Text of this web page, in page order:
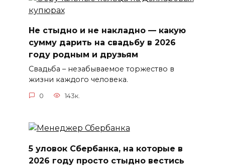
Не стыдно и не накладно — какую
сумму дарить на свадьбу в 2026
году родным и друзьям
Свадьба – незабываемое торжество в
жизни каждого человека.
0 143к.
5 уловок Сбербанка, на которые в
2026 году просто стыдно вестись